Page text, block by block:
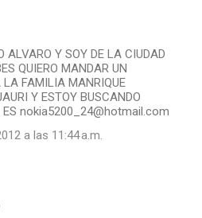
ALVARO Y SOY DE LA CIUDAD
QUIERO MANDAR UN
LA FAMILIA MANRIQUE
Y ESTOY BUSCANDO
ES nokia5200_24@hotmail.com
a las 11:44 a.m.